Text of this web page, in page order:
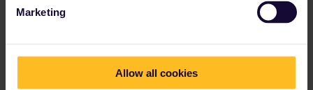
Marketing
Allow all cookiesForum|Forum|4 years ago